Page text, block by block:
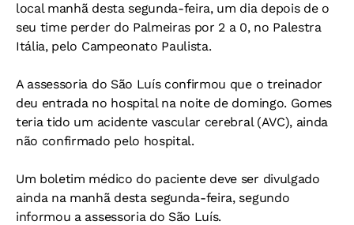
local manhã desta segunda-feira, um dia depois de o
seu time perder do Palmeiras por 2 a 0, no Palestra
Itália, pelo Campeonato Paulista.
A assessoria do São Luís confirmou que o treinador
deu entrada no hospital na noite de domingo. Gomes
teria tido um acidente vascular cerebral (AVC), ainda
não confirmado pelo hospital.
Um boletim médico do paciente deve ser divulgado
ainda na manhã desta segunda-feira, segundo
informou a assessoria do São Luís.